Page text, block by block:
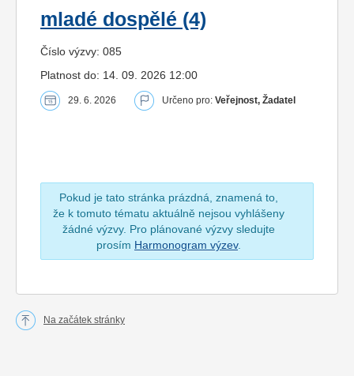
mladé dospělé (4)
Číslo výzvy: 085
Platnost do: 14. 09. 2026 12:00
29. 6. 2026 Určeno pro: Veřejnost, Žadatel
Pokud je tato stránka prázdná, znamená to,
že k tomuto tématu aktuálně nejsou vyhlášeny
žádné výzvy. Pro plánované výzvy sledujte
prosím Harmonogram výzev.
Na začátek stránky